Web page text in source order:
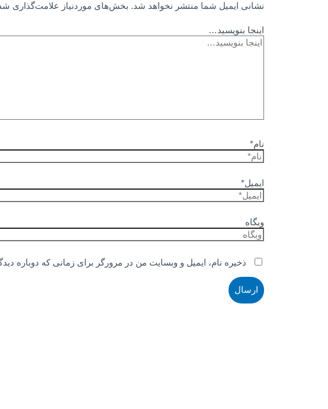
نشانی ایمیل شما منتشر نخواهد شد. بخش‌های موردنیاز علامت‌گذاری
اینجا بنویسید…
نام*
ایمیل*
وبگاه
ذخیره نام، ایمیل و وبسایت من در مرورگر برای زمانی که دوباره